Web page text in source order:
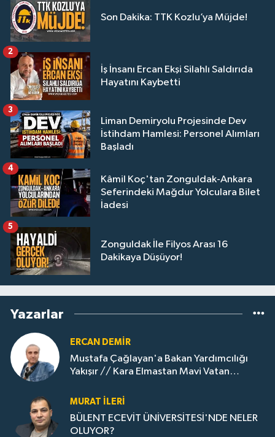
Son Dakika: TTK Kozlu’ya Müjde!
İş İnsanı Ercan Ekşi Silahlı Saldırıda
Hayatını Kaybetti
2
Liman Demiryolu Projesinde Dev
İstihdam Hamlesi: Personel Alımları
Başladı
3
Kâmil Koç'tan Zonguldak-Ankara
Seferindeki Mağdur Yolculara Bilet
İadesi
4
Zonguldak İle Filyos Arası 16
Dakikaya Düşüyor!
5
Yazarlar
ERCAN DEMIR
Mustafa Çağlayan'a Bakan Yardımcılığı
Yakışır // ​Kara Elmastan Mavi Vatan
MURAT İLERI
BÜLENT ECEVİT ÜNİVERSİTESİ'NDE NELER
OLUYOR?